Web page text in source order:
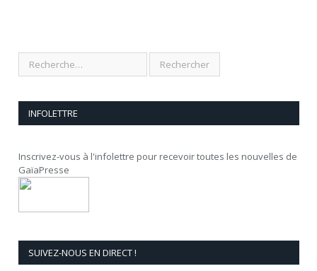
INFOLETTRE
Inscrivez-vous à l'infolettre pour recevoir toutes les nouvelles de
GaïaPresse
SUIVEZ-NOUS EN DIRECT !